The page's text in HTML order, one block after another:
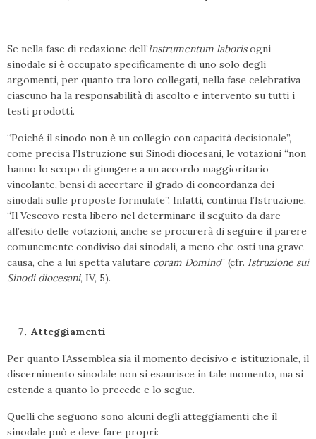
Se nella fase di redazione dell’Instrumentum laborisogni
sinodale si è occupato specificamente di uno solo degli
argomenti, per quanto tra loro collegati, nella fase celebrativa
ciascuno ha la responsabilità di ascolto e intervento su tutti i
testi prodotti.
“Poiché il sinodo non è un collegio con capacità decisionale”,
come precisa l’Istruzione sui Sinodi diocesani, le votazioni “non
hanno lo scopo di giungere a un accordo maggioritario
vincolante, bensì di accertare il grado di concordanza dei
sinodali sulle proposte formulate”. Infatti, continua l’Istruzione,
“Il Vescovo resta libero nel determinare il seguito da dare
all’esito delle votazioni, anche se procurerà di seguire il parere
comunemente condiviso dai sinodali, a meno che osti una grave
causa, che a lui spetta valutare coram Domino” (cfr. Istruzione sui
Sinodi diocesani, IV, 5).
Atteggiamenti
Per quanto l’Assemblea sia il momento decisivo e istituzionale, il
discernimento sinodale non si esaurisce in tale momento, ma si
estende a quanto lo precede e lo segue.
Quelli che seguono sono alcuni degli atteggiamenti che il
sinodale può e deve fare propri: